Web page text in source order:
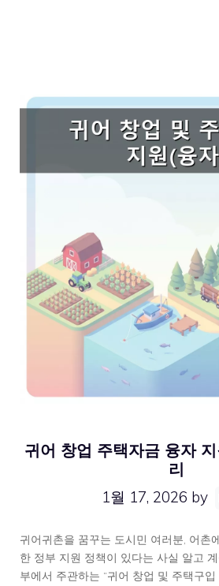
귀어 창업 주택자금 융자
리
1월 17, 2026 by
귀어귀촌을 꿈꾸는 도시민 여러분, 어촌
한 정부 지원 정책이 있다는 사실 알고
부에서 주관하는 “귀어 창업 및 주택구입